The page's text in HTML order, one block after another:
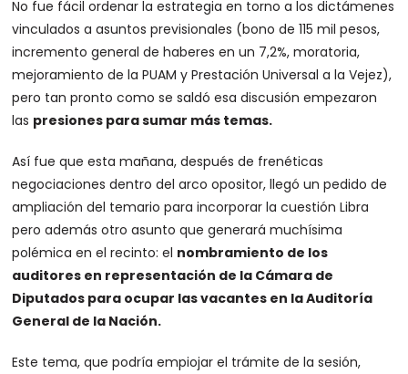
No fue fácil ordenar la estrategia en torno a los dictámenes
vinculados a asuntos previsionales (bono de 115 mil pesos,
incremento general de haberes en un 7,2%, moratoria,
mejoramiento de la PUAM y Prestación Universal a la Vejez),
pero tan pronto como se saldó esa discusión empezaron
las presiones para sumar más temas.
Así fue que esta mañana, después de frenéticas
negociaciones dentro del arco opositor, llegó un pedido de
ampliación del temario para incorporar la cuestión Libra
pero además otro asunto que generará muchísima
polémica en el recinto: el nombramiento de los
auditores en representación de la Cámara de
Diputados para ocupar las vacantes en la Auditoría
General de la Nación.
Este tema, que podría empiojar el trámite de la sesión,